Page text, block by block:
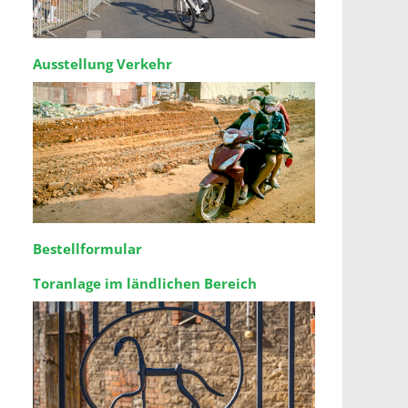
Ausstellung Verkehr
Bestellformular
Toranlage im ländlichen Bereich